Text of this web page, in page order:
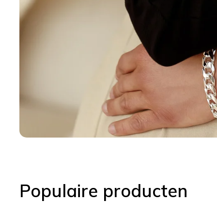
Populaire producten